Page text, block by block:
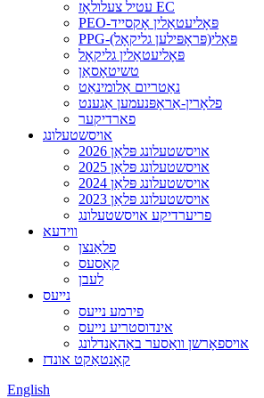
עטיל צעלולאָז EC
PEO-פּאָליעטאַלין אָקסייד
PPG-פּאָלי(פּראָפּילען גליקאָל)
פּאָליעטאַלין גליקאָל
טשיטאָסאַן
נאַטריום אַלומינאַט
פלאָרין-אַראָפּנעמען אַגענט
פארדיקער
אויסשטעלונג
2026 אויסשטעלונג פּלאַן
2025 אויסשטעלונג פּלאַן
2024 אויסשטעלונג פּלאַן
2023 אויסשטעלונג פּלאַן
פריערדיקע אויסשטעלונג
ווידעא
פלאַנצן
קאַסעס
לעבן
נייעס
פירמע נייעס
אינדוסטריע נייעס
אויספאָרשן וואַסער באַהאַנדלונג
קאָנטאַקט אונדז
English